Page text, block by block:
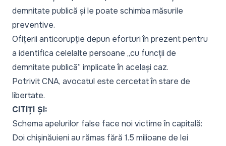
demnitate publică și le poate schimba măsurile
preventive.
Ofițerii anticorupție depun eforturi în prezent pentru
a identifica celelalte persoane „cu funcții de
demnitate publică” implicate în același caz.
Potrivit CNA, avocatul este cercetat în stare de
libertate.
CITIȚI ȘI:
Schema apelurilor false face noi victime în capitală:
Doi chișinăuieni au rămas fără 1.5 milioane de lei